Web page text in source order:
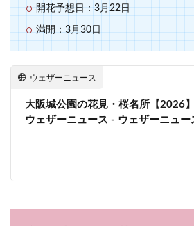
開花予想日：3月22日
満開：3月30日
ウェザーニュース
大阪城公園の花見・桜名所【2026
ウェザーニュース - ウェザーニュー